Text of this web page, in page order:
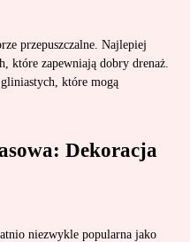
przepuszczalne. Najlepiej
które zapewniają dobry drenaż.
które mogą
Dekoracja
niezwykle popularna jako